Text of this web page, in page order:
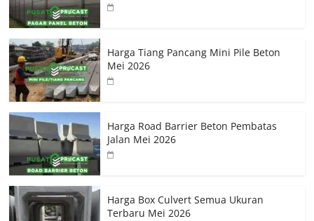
Harga Tiang Pancang Mini Pile Beton
Mei 2026
Harga Road Barrier Beton Pembatas
Jalan Mei 2026
Harga Box Culvert Semua Ukuran
Terbaru Mei 2026